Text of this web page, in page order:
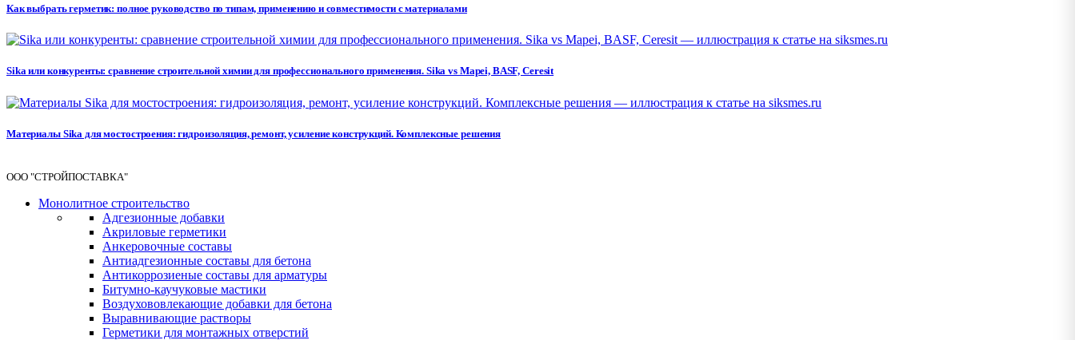
Как выбрать герметик: полное руководство по типам, применению и совместимости с материалами
Sika или конкуренты: сравнение строительной химии для профессионального применения. Sika vs Mapei, BASF, Ceresit
Материалы Sika для мостостроения: гидроизоляция, ремонт, усиление конструкций. Комплексные решения
ООО "СТРОЙПОСТАВКА"
Монолитное строительство
Адгезионные добавки
Акриловые герметики
Анкеровочные составы
Антиадгезионные составы для бетона
Антикоррозиеные составы для арматуры
Битумно-каучуковые мастики
Воздухововлекающие добавки для бетона
Выравнивающие растворы
Герметики для монтажных отверстий